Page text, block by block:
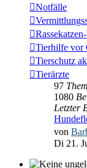
Notfälle
Tierhilfe vor
Tierschutz
Tierärzte
97
1080
Letzter
von
Di 21.